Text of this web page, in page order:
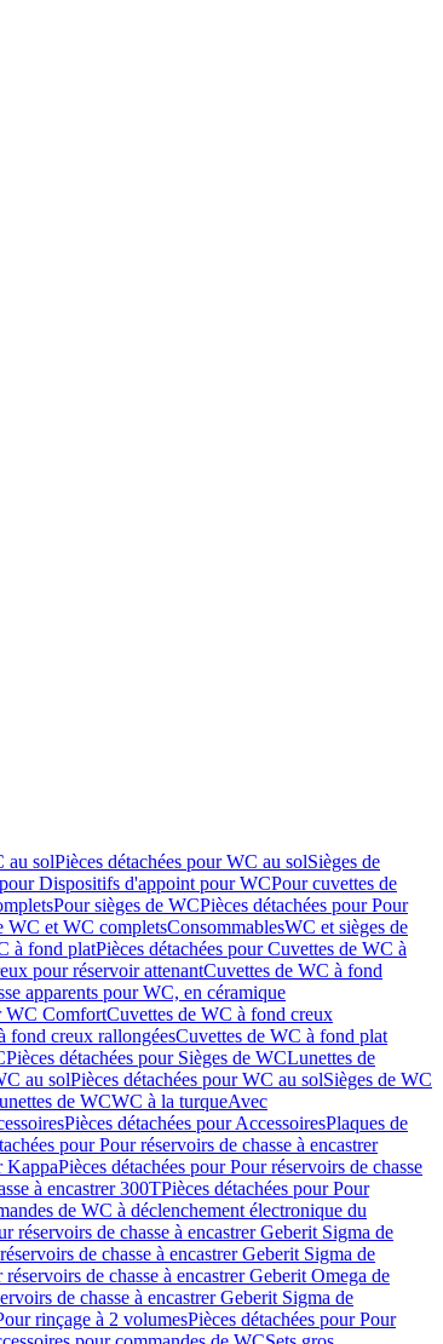
au solPièces détachées pour WC au solSièges de
pour Dispositifs d'appoint pour WCPour cuvettes de
Pour sièges de WCPièces détachées pour Pour
WC et WC completsConsommablesWC et sièges de
à fond platPièces détachées pour Cuvettes de WC à
pour réservoir attenantCuvettes de WC à fond
apparents pour WC, en céramique
WC ComfortCuvettes de WC à fond creux
fond creux rallongéesCuvettes de WC à fond plat
Pièces détachées pour Sièges de WCLunettes de
au solPièces détachées pour WC au solSièges de WC
de WCWC à la turqueAvec
Pièces détachées pour AccessoiresPlaques de
pour Pour réservoirs de chasse à encastrer
KappaPièces détachées pour Pour réservoirs de chasse
à encastrer 300TPièces détachées pour Pour
de WC à déclenchement électronique du
réservoirs de chasse à encastrer Geberit Sigma de
de chasse à encastrer Geberit Sigma de
de chasse à encastrer Geberit Omega de
de chasse à encastrer Geberit Sigma de
rinçage à 2 volumesPièces détachées pour Pour